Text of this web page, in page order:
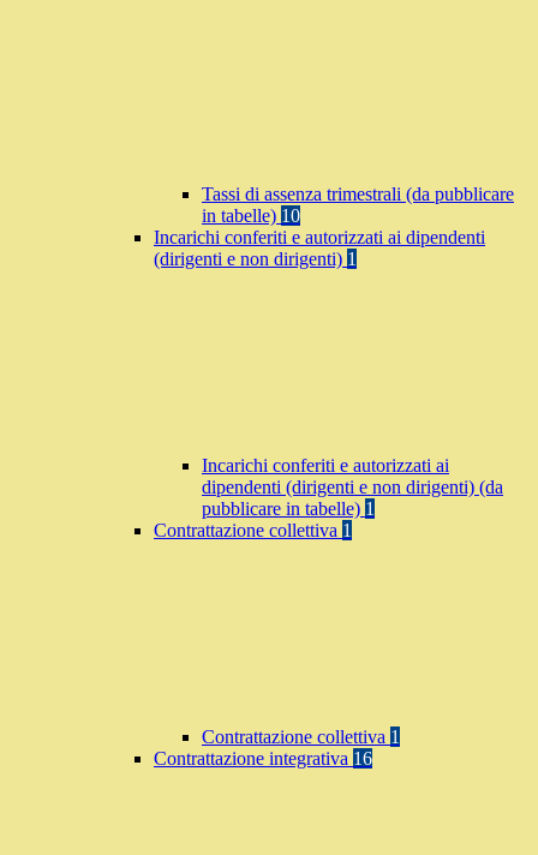
Tassi di assenza trimestrali (da pubblicare
in tabelle) 10
Incarichi conferiti e autorizzati ai dipendenti
(dirigenti e non dirigenti) 1
Incarichi conferiti e autorizzati ai
dipendenti (dirigenti e non dirigenti) (da
pubblicare in tabelle) 1
Contrattazione collettiva 1
Contrattazione collettiva 1
Contrattazione integrativa 16